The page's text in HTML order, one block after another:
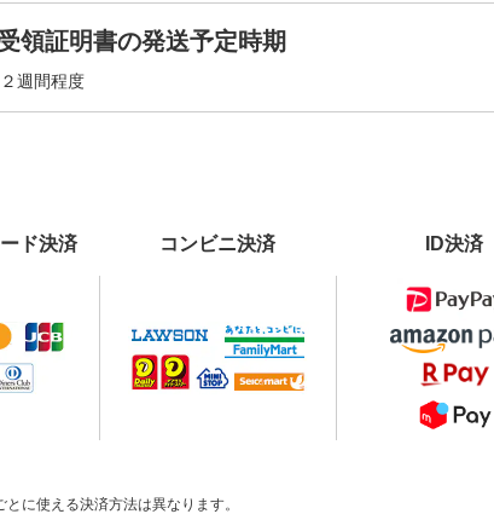
領証明書の発送予定時期
週間程度
ド決済 コンビニ決済 ID決済
に使える決済方法は異なります。